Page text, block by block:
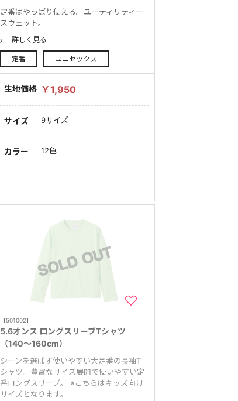
定番はやっぱり使える。ユーティリティー
スウェット。
詳しく見る
定番 ユニセックス
生地価格 ￥1,950
サイズ 9サイズ
カラー 12色
【501002】
5.6オンス ロングスリーブTシャツ
（140～160cm）
シーンを選ばず使いやすい大定番の長袖T
シャツ。豊富なサイズ展開で使いやすい定
番ロングスリーブ。 ※こちらはキッズ向け
サイズとなります。